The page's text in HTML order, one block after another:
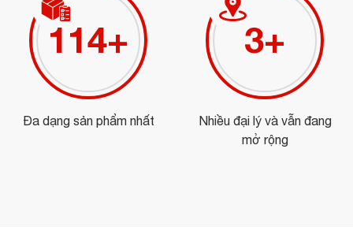
132+
Đa dạng sản phẩm nhất
4+
Nhiều đại lý và vẫn đang
mở rộng